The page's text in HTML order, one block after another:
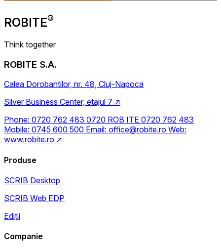
ROBITE®
Think together
ROBITE S.A.
Calea Dorobantilor, nr. 48, Cluj-Napoca
Silver Business Center, etajul 7 ↗
Phone: 0720 762 483 0720 ROB ITE 0720 762 483
Mobile: 0745 600 500 Email: office@robite.ro Web:
www.robite.ro ↗
Produse
SCRIB Desktop
SCRIB Web EDP
Ediții
Companie